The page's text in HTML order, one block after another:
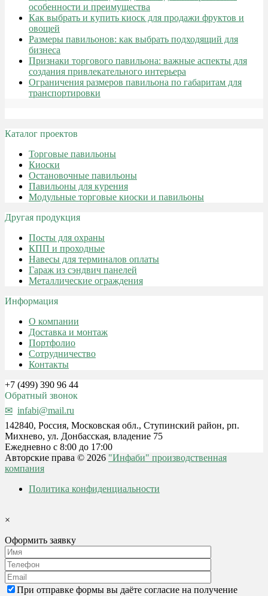
особенности и преимущества
Как выбрать и купить киоск для продажи фруктов и
овощей
Размеры павильонов: как выбрать подходящий для
бизнеса
Признаки торгового павильона: важные аспекты для
создания привлекательного интерьера
Ограничения размеров павильона по габаритам для
транспортировки
Каталог проектов
Торговые павильоны
Киоски
Остановочные павильоны
Павильоны для курения
Модульные торговые киоски и павильоны
Другая продукция
Посты для охраны
КПП и проходные
Навесы для терминалов оплаты
Гараж из сэндвич панелей
Металлические ограждения
Информация
О компании
Доставка и монтаж
Портфолио
Сотрудничество
Контакты
+7 (499) 390 96 44
Обратный звонок
infabi@mail.ru
142840, Россия, Московская обл., Ступинский район, рп.
Михнево, ул. Донбасская, владение 75
Ежедневно с 8:00 до 17:00
Авторские права © 2026 "Инфаби" производственная
компания
Политика конфиденциальности
×
Оформить заявку
При отправке формы вы даёте согласие на получение